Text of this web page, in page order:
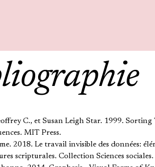
C., et Susan Leigh Star. 1999.
MIT Press.
2018. Le travail invisible des données:
scripturales. Collection Sciences